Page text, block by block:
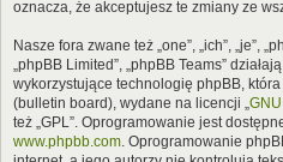
oznacza, że akceptujesz te zmiany ze
Nasze fora zwane też „one”, „ich”, „je”,
„phpBB Limited”, „phpBB Teams”
wykorzystujące technologię phpBB,
(bulletin board), wydane na licencji „
też „GPL”. Oprogramowanie jest
www.phpbb.com. Oprogramowanie